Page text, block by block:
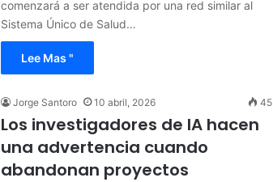
comenzará a ser atendida por una red similar al
Sistema Único de Salud…
Lee Mas "
Jorge Santoro 10 abril, 2026 45
Los investigadores de IA hacen
una advertencia cuando
abandonan proyectos